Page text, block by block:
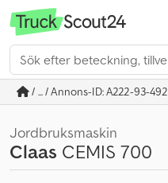
/ ... / Annons-ID: A222-93-492
Jordbruksmaskin
Claas CEMIS 700